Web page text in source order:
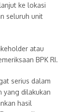
ke lokasi
seluruh unit
atau
BPK RI.
serius dalam
yang dilakukan
hasil